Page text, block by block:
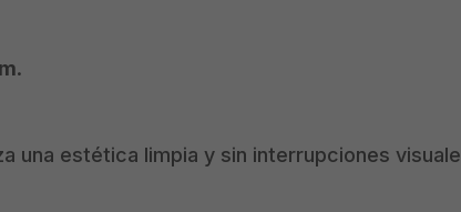
.
una estética limpia y sin interrupciones